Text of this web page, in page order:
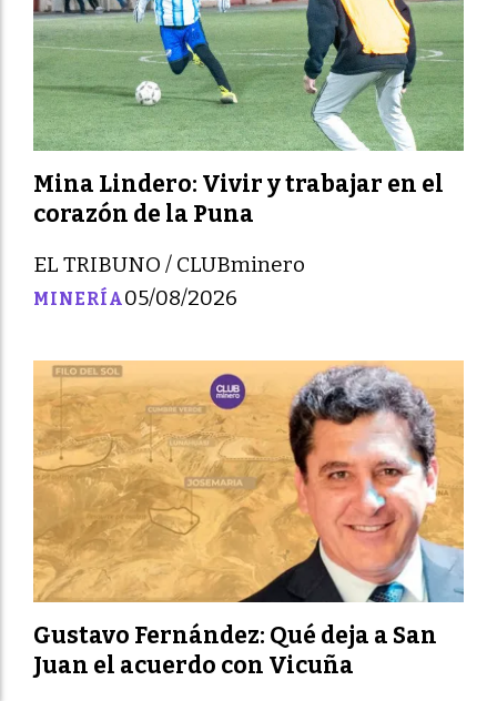
Mina Lindero: Vivir y trabajar en el
corazón de la Puna
EL TRIBUNO / CLUBminero
MINERÍA05/08/2026
Gustavo Fernández: Qué deja a San
Juan el acuerdo con Vicuña